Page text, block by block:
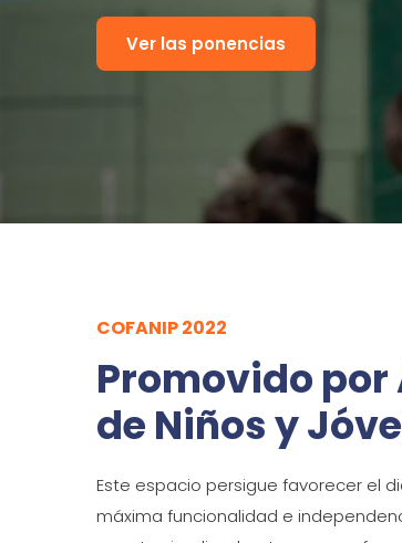
Ver las ponencias
COFANIP 2022
Promovido por
de Niños y
Este espacio persigue favorecer el
máxima funcionalidad e